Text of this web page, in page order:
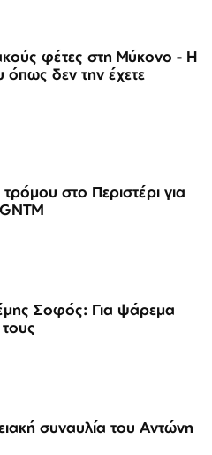
φέτες στη Μύκονο - Η
δεν την έχετε
στο Περιστέρι για
Σοφός: Για ψάρεμα
συναυλία του Αντώνη